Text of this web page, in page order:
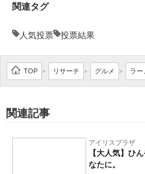
関連タグ
人気投票 投票結果
TOP > リサーチ > グルメ > ラー
関連記事
アイリスプラザ
【大人気】ひ
なたに。